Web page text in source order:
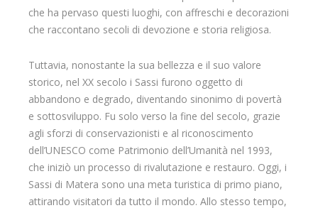
che ha pervaso questi luoghi, con affreschi e decorazioni
che raccontano secoli di devozione e storia religiosa.
Tuttavia, nonostante la sua bellezza e il suo valore
storico, nel XX secolo i Sassi furono oggetto di
abbandono e degrado, diventando sinonimo di povertà
e sottosviluppo. Fu solo verso la fine del secolo, grazie
agli sforzi di conservazionisti e al riconoscimento
dell’UNESCO come Patrimonio dell’Umanità nel 1993,
che iniziò un processo di rivalutazione e restauro. Oggi, i
Sassi di Matera sono una meta turistica di primo piano,
attirando visitatori da tutto il mondo. Allo stesso tempo,